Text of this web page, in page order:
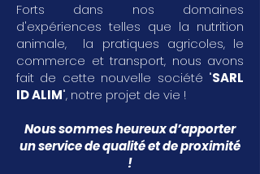
Forts dans nos domaines
d'expériences telles que la nutrition
animale, la pratiques agricoles, le
commerce et transport, nous avons
fait de cette nouvelle société "SARL
ID ALIM", notre projet de vie !
Nous sommes heureux d’apporter
un service de qualité et de proximité
!